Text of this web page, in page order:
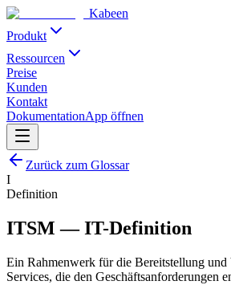
Kabeen
Produkt
Ressourcen
Preise
Kunden
Kontakt
DokumentationApp öffnen
Zurück zum Glossar
I
Definition
ITSM —IT-Definition
Ein Rahmenwerk für die Bereitstellung
Services, die den Geschäftsanforderungen